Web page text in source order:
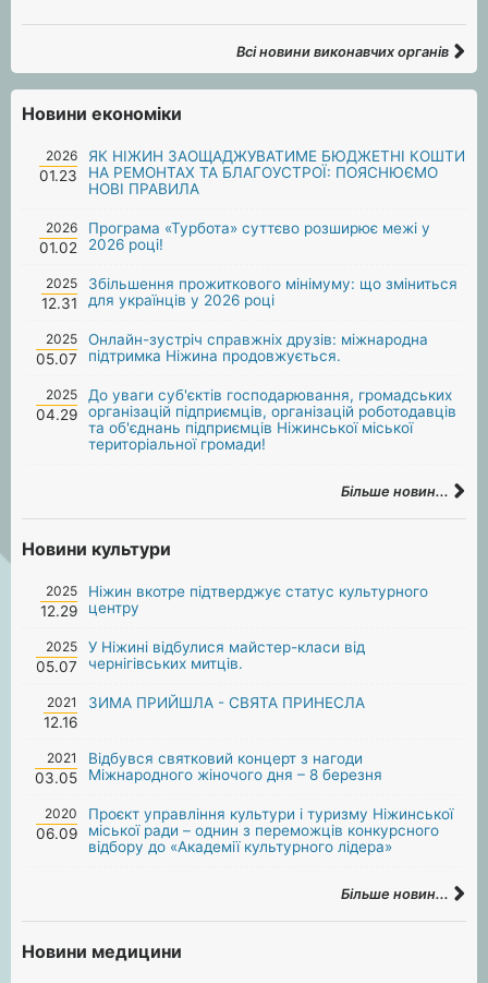
Всі новини виконавчих органів
Новини економіки
2026
01.23
ЯК НІЖИН ЗАОЩАДЖУВАТИМЕ БЮДЖЕТНІ КОШТИ
НА РЕМОНТАХ ТА БЛАГОУСТРОЇ: ПОЯСНЮЄМО
НОВІ ПРАВИЛА
2026
01.02
Програма «Турбота» суттєво розширює межі у
2026 році!
2025
12.31
Збільшення прожиткового мінімуму: що зміниться
для українців у 2026 році
2025
05.07
Онлайн-зустріч справжніх друзів: міжнародна
підтримка Ніжина продовжується.
2025
04.29
До уваги суб'єктів господарювання, громадських
організацій підприємців, організацій роботодавців
та об'єднань підприємців Ніжинської міської
територіальної громади!
Більше новин...
Новини культури
2025
12.29
Ніжин вкотре підтверджує статус культурного
центру
2025
05.07
У Ніжині відбулися майстер-класи від
чернігівських митців.
2021
12.16
ЗИМА ПРИЙШЛА - СВЯТА ПРИНЕСЛА
2021
03.05
Відбувся святковий концерт з нагоди
Міжнародного жіночого дня – 8 березня
2020
06.09
Проєкт управління культури і туризму Ніжинської
міської ради – однин з переможців конкурсного
відбору до «Академії культурного лідера»
Більше новин...
Новини медицини